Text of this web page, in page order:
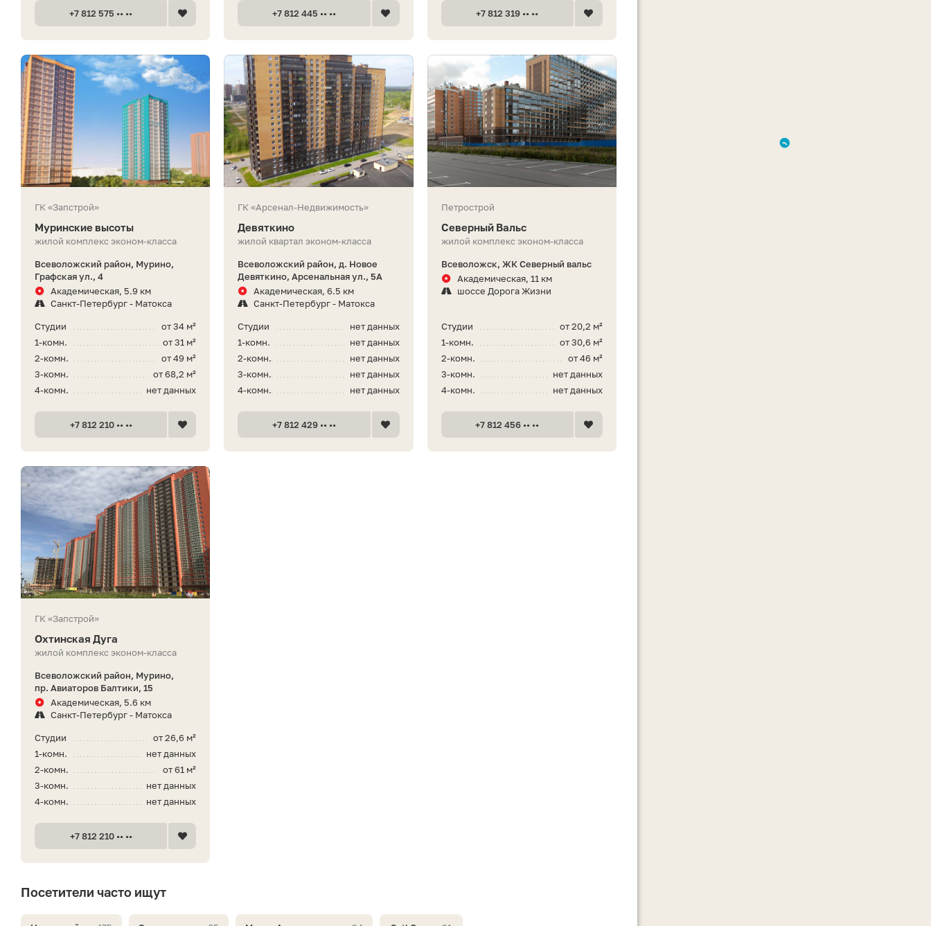
Посетители часто ищут
+7 812 575 •• •• +7 812 445 •• •• +7 812 319 •• ••
ГК «Запстрой»
Муринские высоты
жилой комплекс эконом-класса
Всеволожский район, Мурино,
Графская ул., 4
Академическая, 5.9 км
Санкт-Петербург - Матокса
от 34 м²
Студии
от 31 м²
1-комн.
от 49 м²
2-комн.
от 68,2 м²
3-комн.
нет данных
4-комн.
+7 812 210 •• ••
ГК «Арсенал-Недвижимость»
Девяткино
жилой квартал эконом-класса
Всеволожский район, д. Новое
Девяткино, Арсенальная ул., 5А
Академическая, 6.5 км
Санкт-Петербург - Матокса
нет данных
Студии
нет данных
1-комн.
нет данных
2-комн.
нет данных
3-комн.
нет данных
4-комн.
+7 812 429 •• ••
Петрострой
Северный Вальс
жилой комплекс эконом-класса
Всеволожск, ЖК Северный вальс
Академическая, 11 км
шоссе Дорога Жизни
от 20,2 м²
Студии
от 30,6 м²
1-комн.
от 46 м²
2-комн.
нет данных
3-комн.
нет данных
4-комн.
+7 812 456 •• ••
ГК «Запстрой»
Охтинская Дуга
жилой комплекс эконом-класса
Всеволожский район, Мурино,
пр. Авиаторов Балтики, 15
Академическая, 5.6 км
Санкт-Петербург - Матокса
от 26,6 м²
Студии
нет данных
1-комн.
от 61 м²
2-комн.
нет данных
3-комн.
нет данных
4-комн.
+7 812 210 •• ••